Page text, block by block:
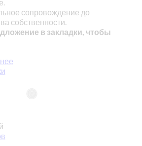
сопровождение до
собственности.
в закладки, чтобы